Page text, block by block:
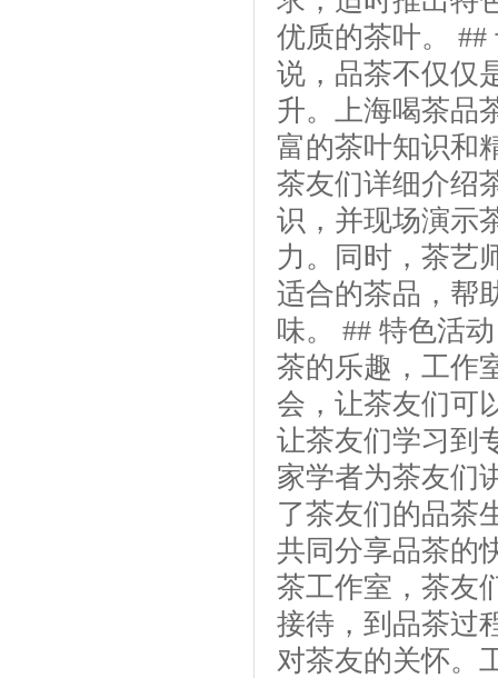
优质的茶叶。
说，品茶不仅仅
升。上海喝茶品
富的茶叶知识和
茶友们详细介绍
识，并现场演示
力。同时，茶艺
适合的茶品，帮
味。 ## 特色活
茶的乐趣，工作
会，让茶友们可
让茶友们学习到
家学者为茶友们
了茶友们的品茶
共同分享品茶的
茶工作室，茶友
接待，到品茶过
对茶友的关怀。